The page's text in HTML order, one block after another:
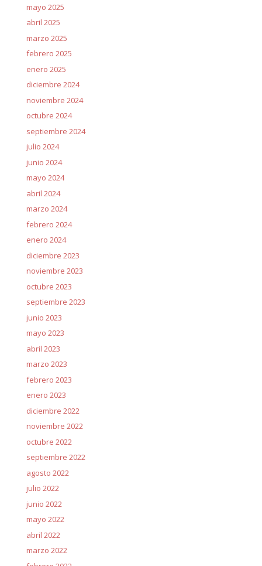
mayo 2025
abril 2025
marzo 2025
febrero 2025
enero 2025
diciembre 2024
noviembre 2024
octubre 2024
septiembre 2024
julio 2024
junio 2024
mayo 2024
abril 2024
marzo 2024
febrero 2024
enero 2024
diciembre 2023
noviembre 2023
octubre 2023
septiembre 2023
junio 2023
mayo 2023
abril 2023
marzo 2023
febrero 2023
enero 2023
diciembre 2022
noviembre 2022
octubre 2022
septiembre 2022
agosto 2022
julio 2022
junio 2022
mayo 2022
abril 2022
marzo 2022